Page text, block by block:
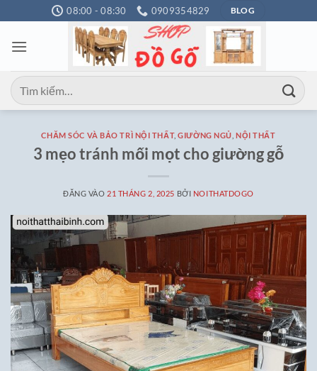
qua
nội
08:00 - 08:30 0909354829 BLOG
Tìm
kiếm:
CHĂM SÓC VÀ BẢO TRÌ NỘI THẤT,GIƯỜNG NGỦ ,NỘI THẤT
3 mẹo tránh mối mọt cho giường gỗ
ĐĂNG VÀO 21 THÁNG 2, 2025 BỞI NOITHATDOGO